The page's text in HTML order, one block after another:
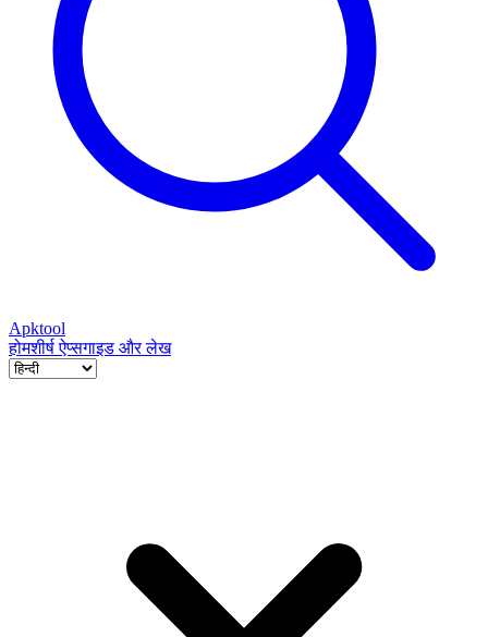
Apktool
होमशीर्ष ऐप्सगाइड और लेख